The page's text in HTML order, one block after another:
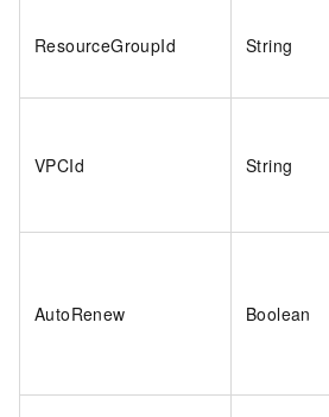
ResourceGroupId String
VPCId String
AutoRenew Boolean